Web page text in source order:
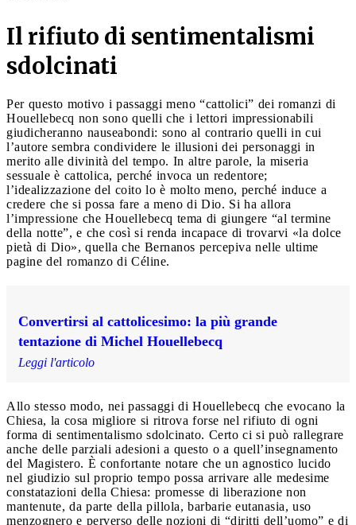
Il rifiuto di sentimentalismi
sdolcinati
Per questo motivo i passaggi meno “cattolici” dei romanzi di
Houellebecq non sono quelli che i lettori impressionabili
giudicheranno nauseabondi: sono al contrario quelli in cui
l’autore sembra condividere le illusioni dei personaggi in
merito alle divinità del tempo. In altre parole, la miseria
sessuale è cattolica, perché invoca un redentore;
l’idealizzazione del coito lo è molto meno, perché induce a
credere che si possa fare a meno di Dio. Si ha allora
l’impressione che Houellebecq tema di giungere “al termine
della notte”, e che così si renda incapace di trovarvi «la dolce
pietà di Dio», quella che Bernanos percepiva nelle ultime
pagine del romanzo di Céline.
Convertirsi al cattolicesimo: la più grande
tentazione di Michel Houellebecq
Leggi l'articolo
Allo stesso modo, nei passaggi di Houellebecq che evocano la
Chiesa, la cosa migliore si ritrova forse nel rifiuto di ogni
forma di sentimentalismo sdolcinato. Certo ci si può rallegrare
anche delle parziali adesioni a questo o a quell’insegnamento
del Magistero. È confortante notare che un agnostico lucido
nel giudizio sul proprio tempo possa arrivare alle medesime
constatazioni della Chiesa: promesse di liberazione non
mantenute, da parte della pillola, barbarie eutanasia, uso
menzognero e perverso delle nozioni di “diritti dell’uomo” e di